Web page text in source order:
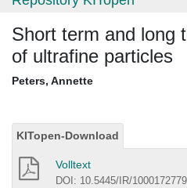
Short term and long
of ultrafine particles
Peters, Annette
KITopen-Download
Volltext
DOI: 10.5445/IR/1000172779